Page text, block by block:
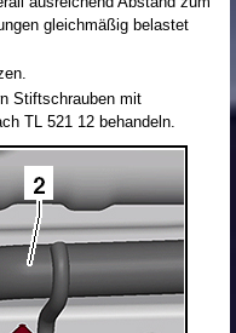
gleichmäßig belastet
Stiftschrauben mit
TL 521 12 behandeln.